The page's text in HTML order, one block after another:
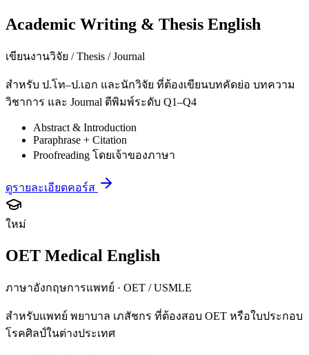
Academic Writing & Thesis English
เขียนงานวิจัย / Thesis / Journal
สำหรับ ป.โท–ป.เอก และนักวิจัย ที่ต้องเขียนบทคัดย่อ บทความ
วิชาการ และ Journal ตีพิมพ์ระดับ Q1–Q4
Abstract & Introduction
Paraphrase + Citation
Proofreading โดยเจ้าของภาษา
ดูรายละเอียดคอร์ส
ใหม่
OET Medical English
ภาษาอังกฤษการแพทย์ · OET / USMLE
สำหรับแพทย์ พยาบาล เภสัชกร ที่ต้องสอบ OET หรือใบประกอบ
โรคศิลป์ในต่างประเทศ